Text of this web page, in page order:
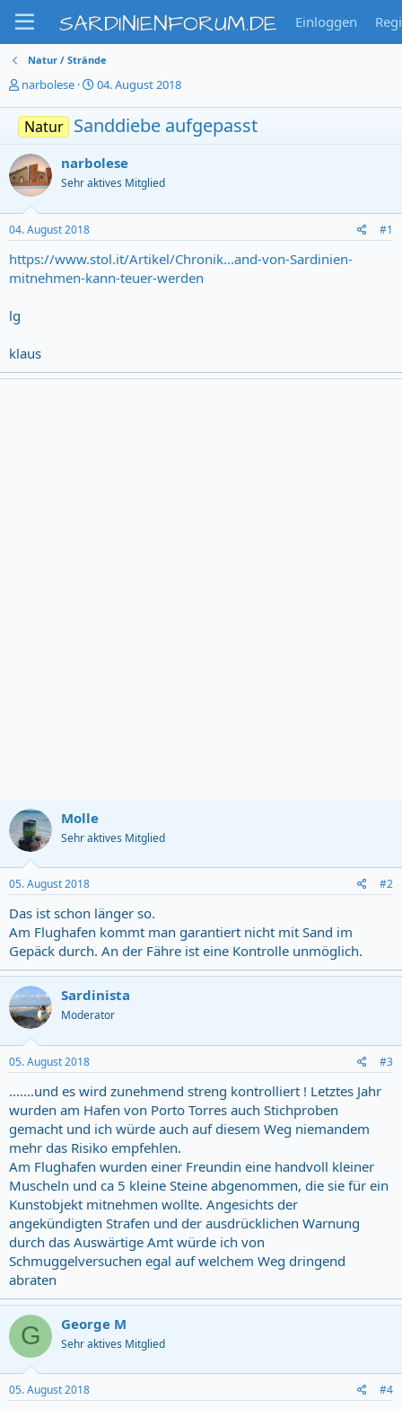
SARDINIENFORUM.DE Einloggen
Natur / Strände
T
e
m
n
s
t
a
r
t
e
r
narbolese
S
r
d
a
u
04. August 2018
Natur Sanddiebe aufgepasst
narbolese
Sehr aktives Mitglied
04. August 2018 #1
https://www.stol.it/Artikel/Chronik...and-von-Sardinien-
mitnehmen-kann-teuer-werden
lg
klaus
Molle
Sehr aktives Mitglied
05. August 2018 #2
Das ist schon länger so.
Am Flughafen kommt man garantiert nicht mit Sand im
Gepäck durch. An der Fähre ist eine Kontrolle unmöglich.
Sardinista
Moderator
05. August 2018 #3
.......und es wird zunehmend streng kontrolliert ! Letztes Jahr
wurden am Hafen von Porto Torres auch Stichproben
gemacht und ich würde auch auf diesem Weg niemandem
mehr das Risiko empfehlen.
Am Flughafen wurden einer Freundin eine handvoll kleiner
Muscheln und ca 5 kleine Steine abgenommen, die sie für ein
Kunstobjekt mitnehmen wollte. Angesichts der
angekündigten Strafen und der ausdrücklichen Warnung
durch das Auswärtige Amt würde ich von
Schmuggelversuchen egal auf welchem Weg dringend
abraten
G George M
Sehr aktives Mitglied
05. August 2018 #4